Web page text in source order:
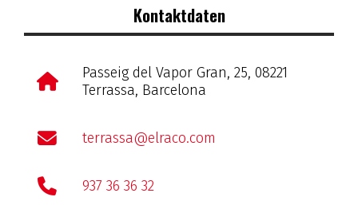
Kontaktdaten
Passeig del Vapor Gran, 25, 08221
Terrassa, Barcelona
terrassa@elraco.com
937 36 36 32